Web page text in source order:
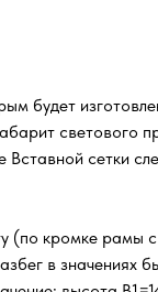
будет
Вставной сетки
(по кромке
в